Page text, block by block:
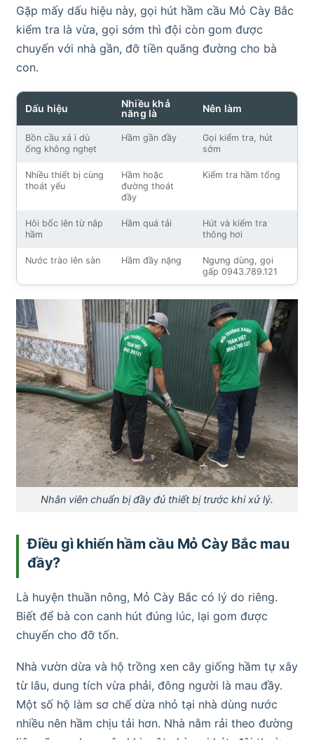
Gặp mấy dấu hiệu này, gọi hút hầm cầu Mỏ Cày Bắc
kiểm tra là vừa, gọi sớm thì đội còn gom được
chuyến với nhà gần, đỡ tiền quãng đường cho bà
con.
Dấu hiệu
Nhiều khả
năng là
Nên làm
Bồn cầu xả ì dù
ống không nghẹt
Hầm gần đầy
Gọi kiểm tra, hút
sớm
Nhiều thiết bị cùng
thoát yếu
Hầm hoặc
đường thoát
đầy
Kiểm tra hầm tổng
Hôi bốc lên từ nắp
hầm
Hầm quá tải
Hút và kiểm tra
thông hơi
Nước trào lên sàn Hầm đầy nặng
Ngưng dùng, gọi
gấp 0943.789.121
Nhân viên chuẩn bị đầy đủ thiết bị trước khi xử lý.
Điều gì khiến hầm cầu Mỏ Cày Bắc mau
đầy?
Là huyện thuần nông, Mỏ Cày Bắc có lý do riêng.
Biết để bà con canh hút đúng lúc, lại gom được
chuyến cho đỡ tốn.
Nhà vườn dừa và hộ trồng xen cây giống hầm tự xây
từ lâu, dung tích vừa phải, đông người là mau đầy.
Một số hộ làm sơ chế dừa nhỏ tại nhà dùng nước
nhiều nên hầm chịu tải hơn. Nhà nằm rải theo đường